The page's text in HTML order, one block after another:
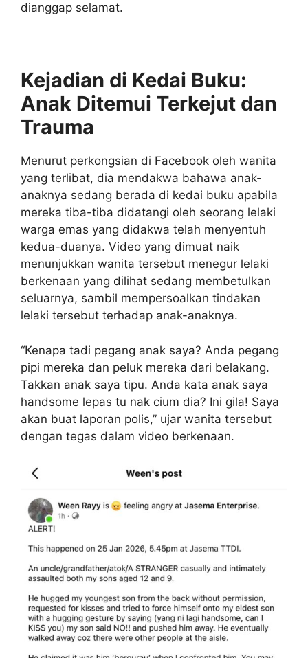
dianggap selamat.
Kejadian di Kedai Buku:
Anak Ditemui Terkejut dan
Trauma
Menurut perkongsian di Facebook oleh wanita
yang terlibat, dia mendakwa bahawa anak-
anaknya sedang berada di kedai buku apabila
mereka tiba-tiba didatangi oleh seorang lelaki
warga emas yang didakwa telah menyentuh
kedua-duanya. Video yang dimuat naik
menunjukkan wanita tersebut menegur lelaki
berkenaan yang dilihat sedang membetulkan
seluarnya, sambil mempersoalkan tindakan
lelaki tersebut terhadap anak-anaknya.
“Kenapa tadi pegang anak saya? Anda pegang
pipi mereka dan peluk mereka dari belakang.
Takkan anak saya tipu. Anda kata anak saya
handsome lepas tu nak cium dia? Ini gila! Saya
akan buat laporan polis,” ujar wanita tersebut
dengan tegas dalam video berkenaan.